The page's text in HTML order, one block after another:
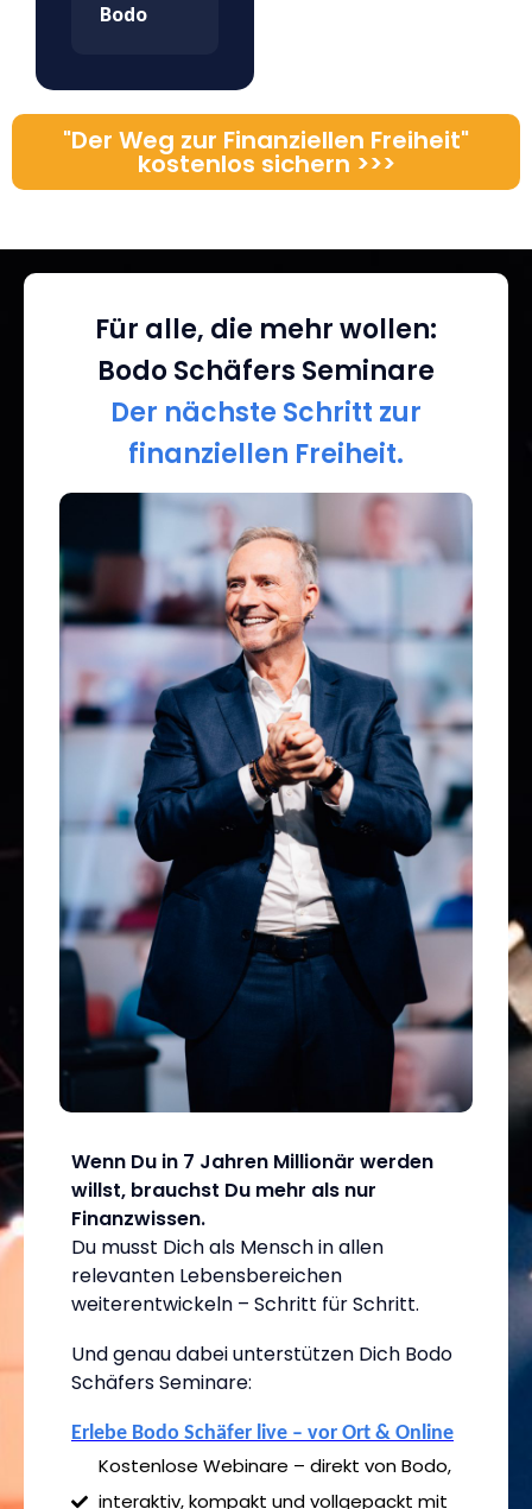
Bodo
"Der Weg zur Finanziellen Freiheit"
kostenlos sichern >>>
Für alle, die mehr wollen:
Bodo Schäfers Seminare
Der nächste Schritt zur
finanziellen Freiheit.
Wenn Du in 7 Jahren Millionär werden
willst, brauchst Du mehr als nur
Finanzwissen.
Du musst Dich als Mensch in allen
relevanten Lebensbereichen
weiterentwickeln – Schritt für Schritt.
Und genau dabei unterstützen Dich Bodo
Schäfers Seminare:
Erlebe Bodo Schäfer live – vor Ort & Online
Kostenlose Webinare – direkt von Bodo,
interaktiv, kompakt und vollgepackt mit